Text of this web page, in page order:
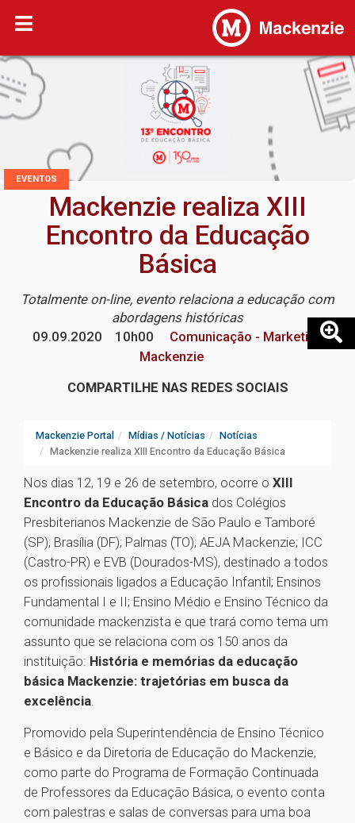
EVENTOS
Mackenzie realiza XIII
Encontro da Educação
Básica
Totalmente on-line, evento relaciona a educação com
abordagens históricas
09.09.2020
10h00
Comunicação - Marketing
Mackenzie
COMPARTILHE NAS REDES SOCIAIS
Mackenzie Portal Mídias / Notícias
Notícias
Mackenzie realiza XIII Encontro da Educação Básica
Nos dias 12, 19 e 26 de setembro, ocorre o XIII
Encontro da Educação Básica dos Colégios
Presbiterianos Mackenzie de São Paulo e Tamboré
(SP); Brasília (DF); Palmas (TO); AEJA Mackenzie; ICC
(Castro-PR) e EVB (Dourados-MS), destinado a todos
os profissionais ligados a Educação Infantil; Ensinos
Fundamental I e II; Ensino Médio e Ensino Técnico da
comunidade mackenzista e que trará como tema um
assunto que se relaciona com os 150 anos da
instituição: História e memórias da educação
básica Mackenzie: trajetórias em busca da
excelência.
Promovido pela Superintendência de Ensino Técnico
e Básico e da Diretoria de Educação do Mackenzie,
como parte do Programa de Formação Continuada
de Professores da Educação Básica, o evento conta
com palestras e salas de conversas para uma boa